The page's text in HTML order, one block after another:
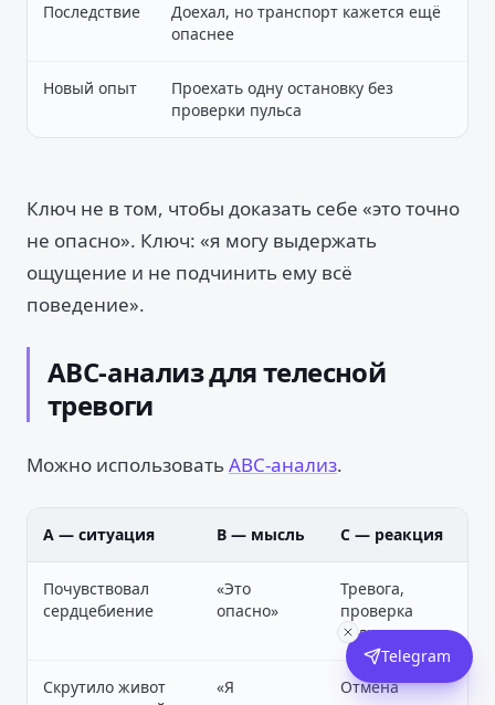
Последствие
Доехал, но транспорт кажется ещё
опаснее
Новый опыт
Проехать одну остановку без
проверки пульса
Ключ не в том, чтобы доказать себе «это точно
не опасно». Ключ: «я могу выдержать
ощущение и не подчинить ему всё
поведение».
ABC-анализ для телесной
тревоги
Можно использоватьABC-анализ.
A — ситуация B — мысль C — реакция
Почувствовал
сердцебиение
«Это
опасно»
Тревога,
проверка
пульса
Скрутило живот
«Я
Отмена
Telegram